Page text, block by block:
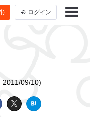
) ログイン
2011/09/10)